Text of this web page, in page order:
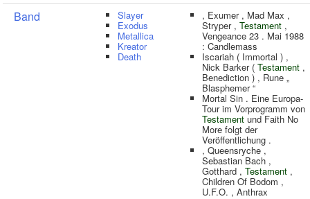
Band Slayer
Exodus
Metallica
Kreator
Death
, Exumer , Mad Max ,
Stryper , Testament ,
Vengeance 23 . Mai 1988
: Candlemass
Iscariah ( Immortal ) ,
Nick Barker ( Testament ,
Benediction ) , Rune „
Blasphemer “
Mortal Sin . Eine Europa-
Tour im Vorprogramm von
Testament und Faith No
More folgt der
Veröffentlichung .
, Queensryche ,
Sebastian Bach ,
Gotthard , Testament ,
Children Of Bodom ,
U.F.O. , Anthrax